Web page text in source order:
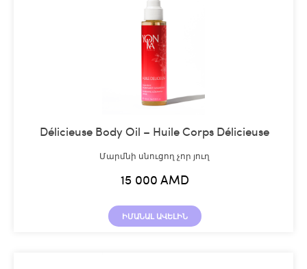
Délicieuse Body Oil – Huile Corps Délicieuse
Մարմնի սնուցող չոր յուղ
15 000 AMD
ԻՄԱՆԱԼ ԱՎԵԼԻՆ